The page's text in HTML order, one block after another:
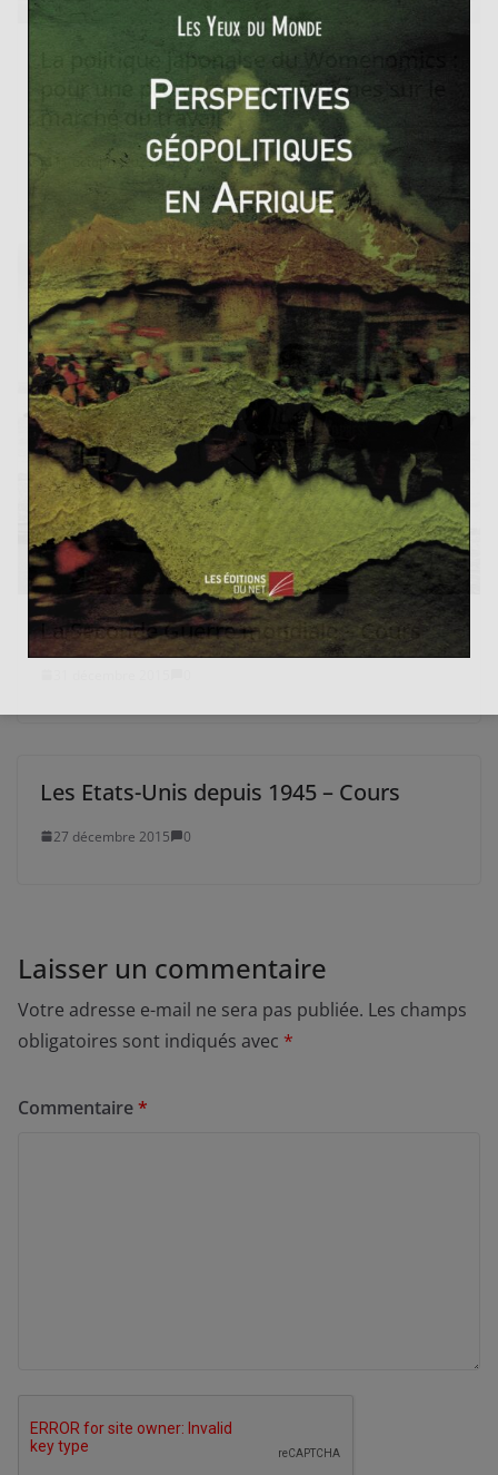
La politique japonaise du Womenomics :
pour une promotion des femmes sur le
marché du travail ?
11 octobre 2023 0
La Seconde Guerre mondiale – Cours
Les Etats-Unis depuis 1945 – Cours
27 décembre 2015 0
Laisser un commentaire
Votre adresse e-mail ne sera pas publiée. Les champs
obligatoires sont indiqués avec *
Commentaire*